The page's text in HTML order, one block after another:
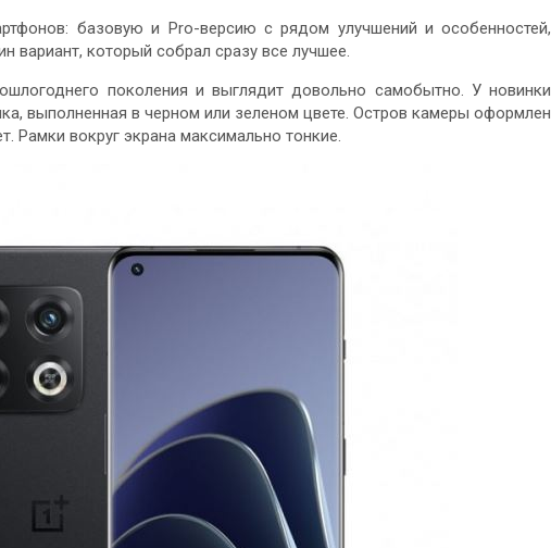
базовую и Pro-версию с рядом улучшений и особенностей,
вариант, который собрал сразу все лучшее.
поколения и выглядит довольно самобытно. Уновинки
выполненная в черном или зеленом цвете. Остров камеры оформлен
Рамки вокруг экрана максимально тонкие.